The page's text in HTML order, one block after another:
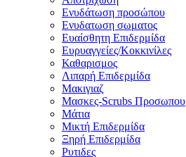
Ενυδάτωση προσώπου
Ενυδατωση σωματος
Ευαίσθητη Επιδερμίδα
Ευρυαγγείες/Κοκκινίλες
Καθαρισμος
Λιπαρή Επιδερμίδα
Μακιγιαζ
Μασκες-Scrubs Προσωπου
Μάτια
Μικτή Επιδερμίδα
Ξηρή Επιδερμίδα
Ρυτιδες